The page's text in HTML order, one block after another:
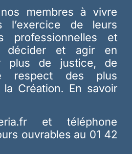
membres à vivre
l’exercice de leurs
professionnelles et
décider et agir en
plus de justice, de
respect des plus
Création. En savoir
et téléphone
ouvrables au 01 42